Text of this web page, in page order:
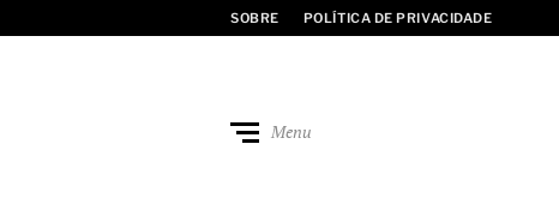
SOBRE POLÍTICA DE PRIVACIDADE
Menu